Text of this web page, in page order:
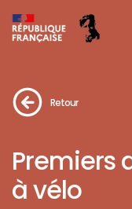
Retour
Premiers
à vélo